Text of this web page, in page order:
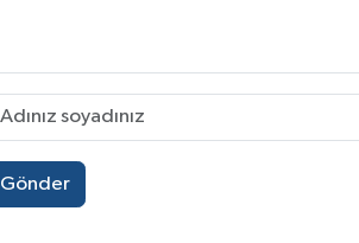
Gönder